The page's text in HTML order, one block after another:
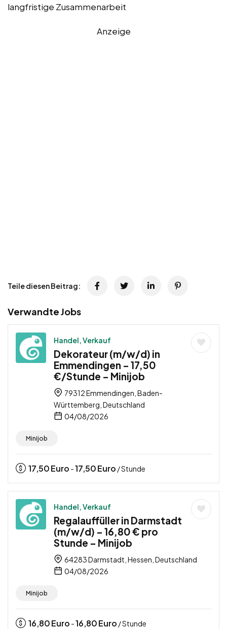
langfristige Zusammenarbeit
Anzeige
Teile diesen Beitrag:
Verwandte Jobs
Handel, Verkauf
Dekorateur (m/w/d) in
Emmendingen – 17,50
€/Stunde – Minijob
79312 Emmendingen, Baden-
Württemberg, Deutschland
04/08/2026
Minijob
17,50Euro -17,50Euro / Stunde
Handel, Verkauf
Regalauffüller in Darmstadt
(m/w/d) – 16,80 € pro
Stunde – Minijob
64283 Darmstadt, Hessen, Deutschland
04/08/2026
Minijob
16,80Euro -16,80Euro / Stunde